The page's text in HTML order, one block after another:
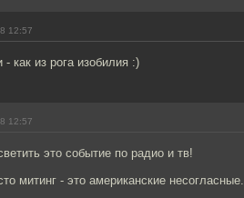
12:57
- как из рога изобилия :)
12:57
это событие по радио и тв!
митинг - это американские несогласные.